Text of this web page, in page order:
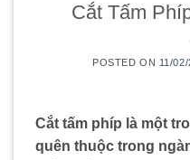
Cắt Tấm
POSTED ON 11/
Cắt tấm phíp là một
quên thuộc trong